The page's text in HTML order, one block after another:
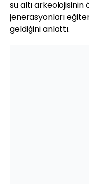
su altı arkeolojisinin
jenerasyonları
geldiğini anlattı.